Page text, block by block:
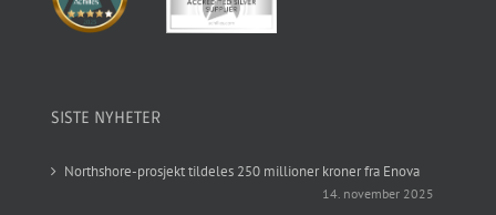
SISTE NYHETER
Northshore-prosjekt tildeles 250 millioner kroner fra Enova
14. november 2025